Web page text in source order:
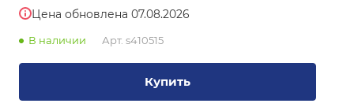
Цена обновлена 07.08.2026
В наличии Арт. s410515
Купить